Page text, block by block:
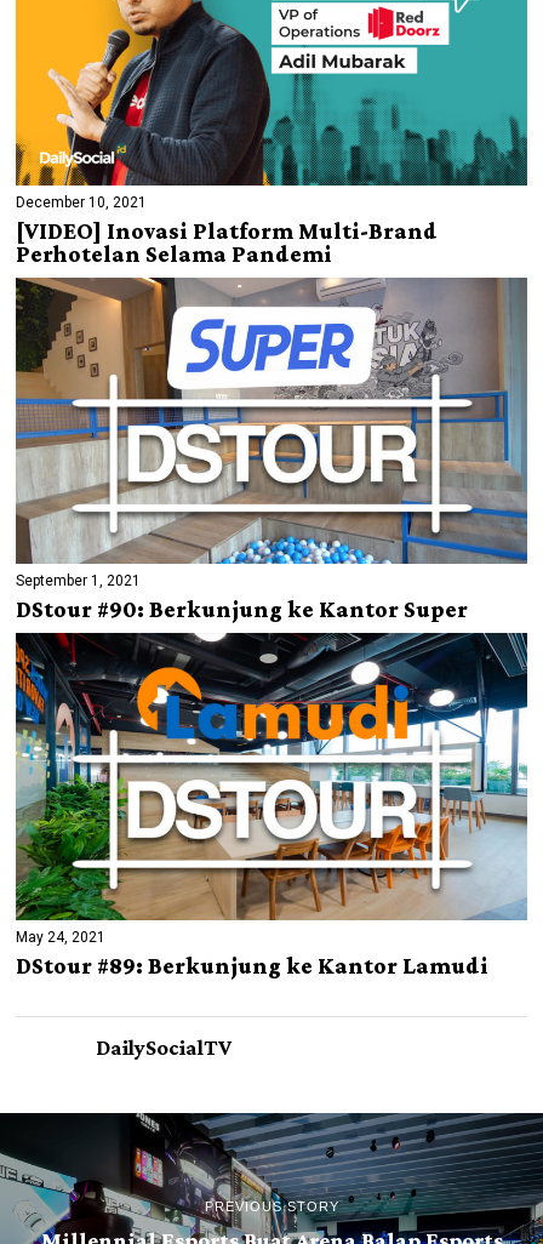
December 10, 2021
[VIDEO] Inovasi Platform Multi-Brand
Perhotelan Selama Pandemi
September 1, 2021
DStour #90: Berkunjung ke Kantor Super
May 24, 2021
DStour #89: Berkunjung ke Kantor Lamudi
DailySocialTV
PREVIOUS STORY